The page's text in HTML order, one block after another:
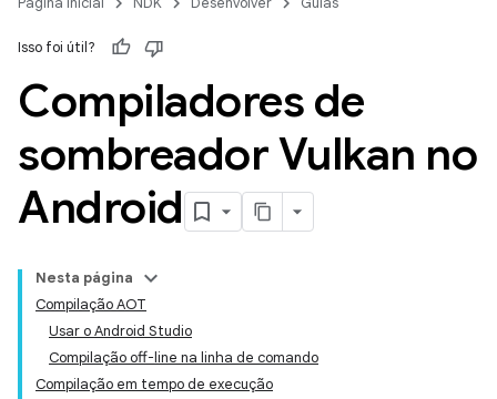
Isso foi útil?
Compiladores de
sombreador Vulkan no
Android
Nesta página
Compilação AOT
Usar o Android Studio
Compilação off-line na linha de comando
Compilação em tempo de execução